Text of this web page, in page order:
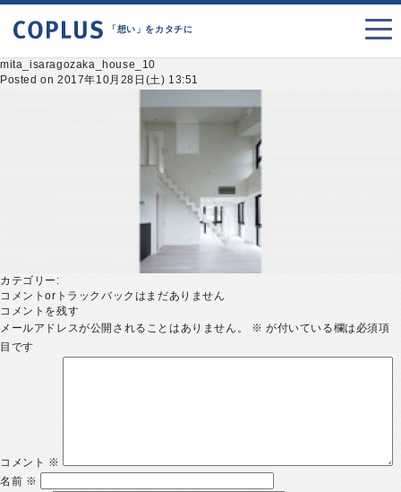
「想い」をカタチに
mita_isaragozaka_house_10
Posted on 2017年10月28日(土) 13:51
カテゴリー:
コメントorトラックバックはまだありません
コメントを残す
メールアドレスが公開されることはありません。
※ が付いている欄は必須項
目です
コメント ※
名前 ※